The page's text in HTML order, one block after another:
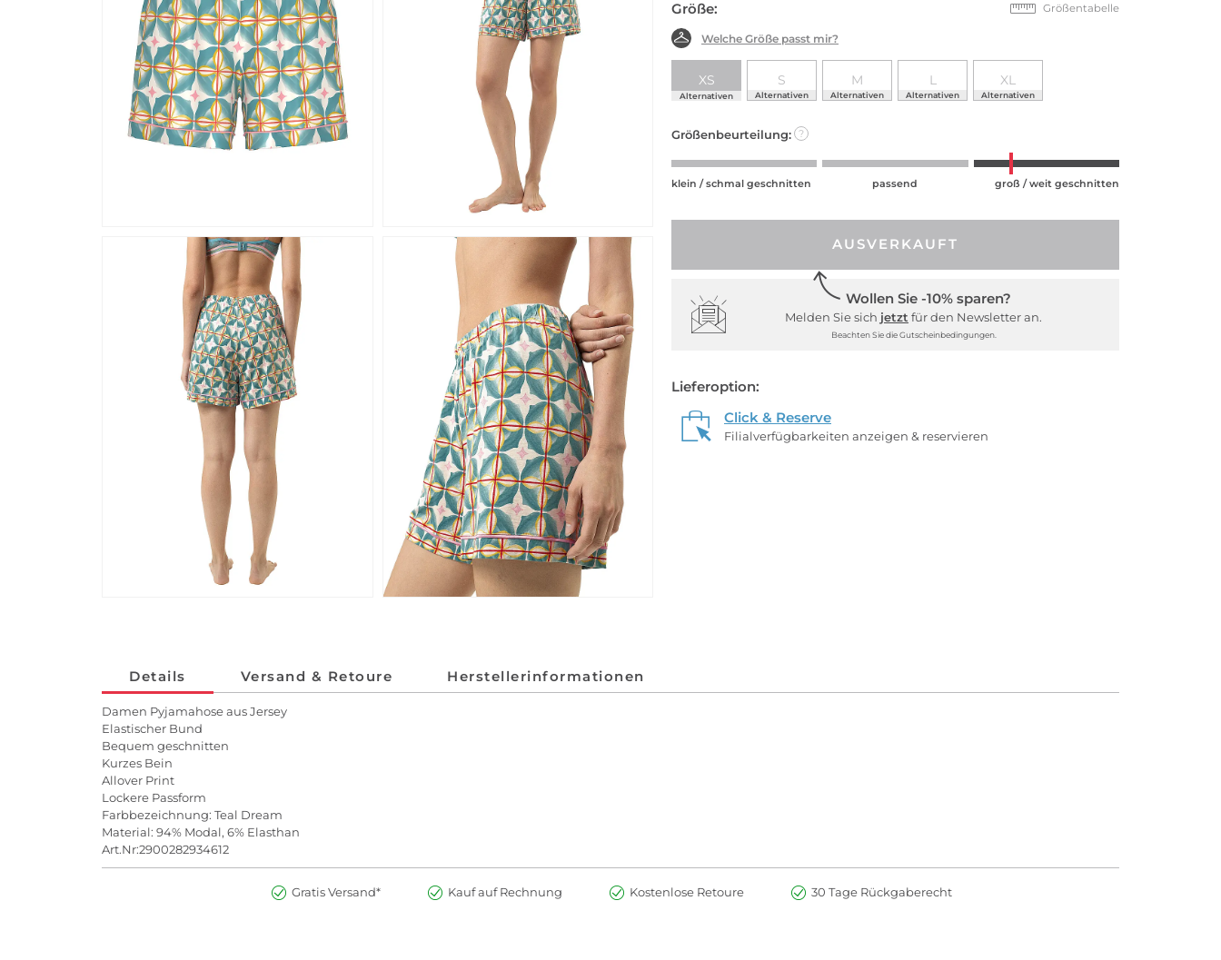
Größe: Größentabelle
Welche Größe passt mir?
XS
Alternativen
S
Alternativen
M
Alternativen
L
Alternativen
XL
Alternativen
Größenbeurteilung: ?
klein / schmal geschnitten passend groß / weit geschnitten
AUSVERKAUFT
Wollen Sie -10% sparen?
Melden Sie sich jetzt für den Newsletter an.
Beachten Sie die Gutscheinbedingungen.
Lieferoption:
Click & Reserve
Filialverfügbarkeiten anzeigen & reservieren
Details Versand & Retoure Herstellerinformationen
Damen Pyjamahose aus Jersey
Elastischer Bund
Bequem geschnitten
Kurzes Bein
Allover Print
Lockere Passform
Farbbezeichnung: Teal Dream
Material: 94% Modal, 6% Elasthan
Art.Nr:2900282934612
Gratis Versand* Kauf auf Rechnung Kostenlose Retoure 30 Tage Rückgaberecht